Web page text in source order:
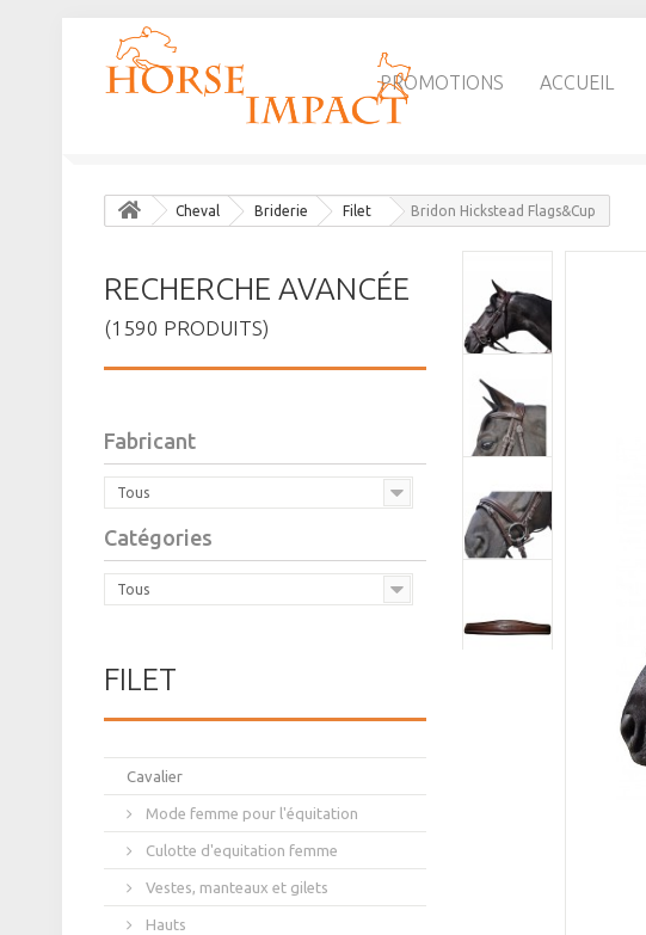
PROMOTIONS ACCUEIL
Cheval Briderie Filet Bridon Hickstead Flags&Cup
RECHERCHE AVANCÉE
(1590 PRODUITS)
Fabricant
Tous
Catégories
Tous
FILET
Cavalier
Mode femme pour l'équitation
Culotte d'equitation femme
Vestes, manteaux et gilets
Hauts